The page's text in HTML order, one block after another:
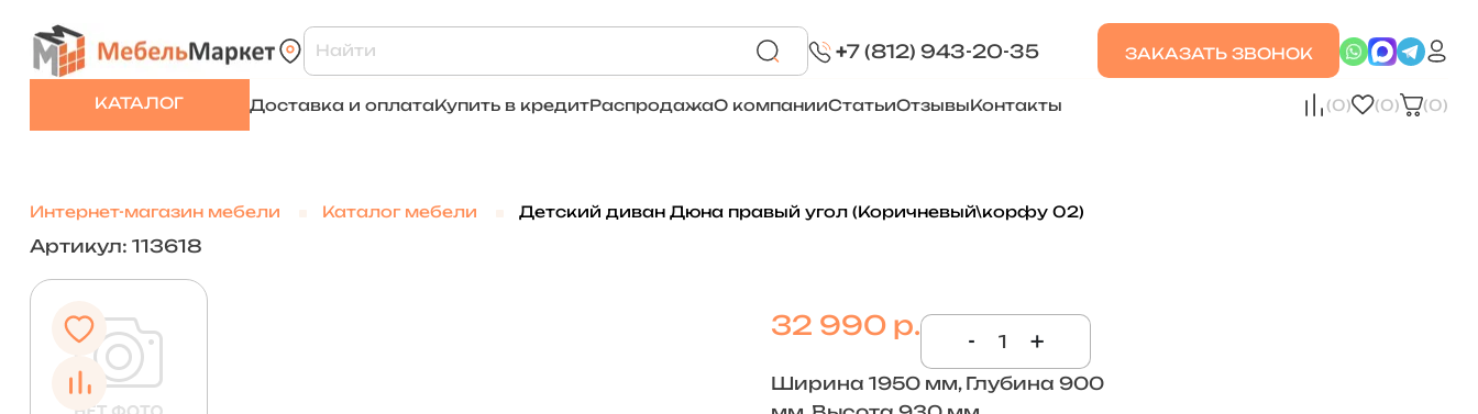
+7 (812) 943-20-35 ЗАКАЗАТЬ ЗВОНОК
КАТАЛОГ Доставка и оплатаКупить в кредитРаспродажаО компанииСтатьиОтзывыКонтакты (0) (0) (0)
Интернет-магазин мебели Каталог мебели Детский диван Дюна правый угол (Коричневый\корфу 02)
Артикул: 113618
32 990 р. - +
Ширина 1950 мм, Глубина 900